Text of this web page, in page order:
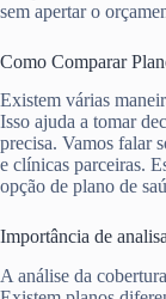
sem apertar o
Como Comparar
Existem várias
Isso ajuda a tomar
precisa. Vamos falar
e clínicas parceiras.
opção de plano de
Importância de
A análise da